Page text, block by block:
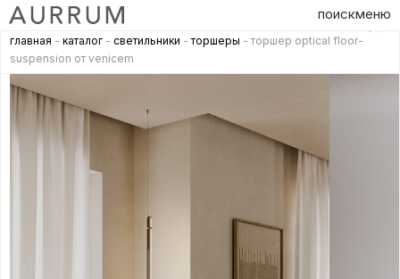
поискменю
главная - каталог - светильники -торшеры - торшер optical floor-
suspension от venicem